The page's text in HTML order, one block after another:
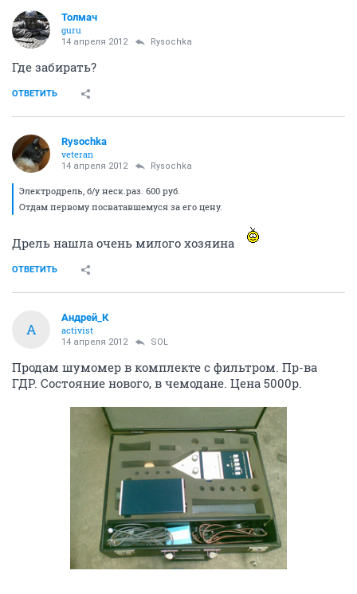
Толмач
guru
14 апреля 2012 Rysochka
Где забирать?
ОТВЕТИТЬ
Rysochka
veteran
14 апреля 2012 Rysochka
Электродрель, б/у неск.раз. 600 руб.
Отдам первому посватавшемуся за его цену.
Дрель нашла очень милого хозяина
ОТВЕТИТЬ
А
Андрей_К
activist
14 апреля 2012 SOL
Продам шумомер в комплекте с фильтром. Пр-ва
ГДР. Состояние нового, в чемодане. Цена 5000р.